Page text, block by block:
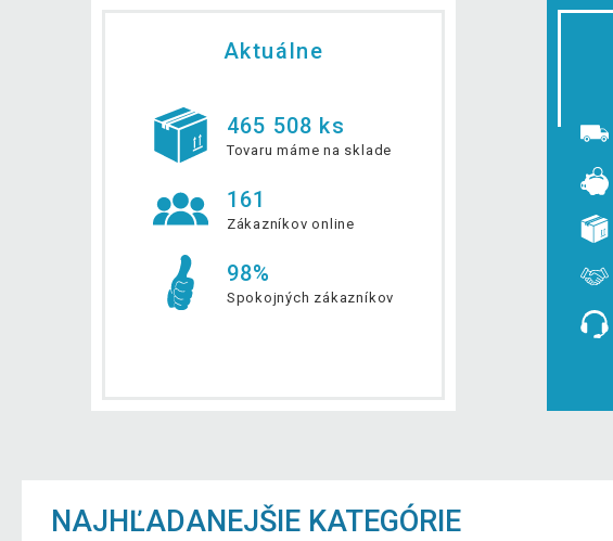
Aktuálne
465 508 ks
Tovaru máme na sklade
161
Zákazníkov online
98%
Spokojných zákazníkov
NAJHĽADANEJŠIE KATEGÓRIE